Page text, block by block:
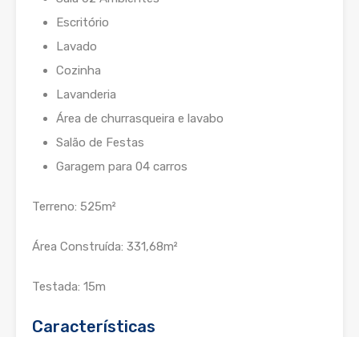
Escritório
Lavado
Cozinha
Lavanderia
Área de churrasqueira e lavabo
Salão de Festas
Garagem para 04 carros
Terreno: 525m²
Área Construída: 331,68m²
Testada: 15m
Características